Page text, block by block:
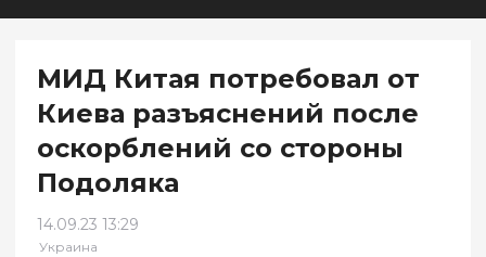
МИД Китая потребовал от
Киева разъяснений после
оскорблений со стороны
Подоляка
14.09.23 13:29
Украина